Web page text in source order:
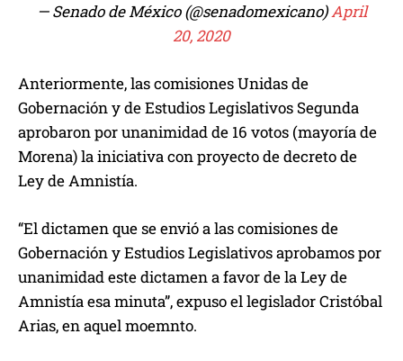
— Senado de México (@senadomexicano)April
20, 2020
Anteriormente, las comisiones Unidas de
Gobernación y de Estudios Legislativos Segunda
aprobaron por unanimidad de 16 votos (mayoría de
Morena) la iniciativa con proyecto de decreto de
Ley de Amnistía.
“El dictamen que se envió a las comisiones de
Gobernación y Estudios Legislativos aprobamos por
unanimidad este dictamen a favor de la Ley de
Amnistía esa minuta”, expuso el legislador Cristóbal
Arias, en aquel moemnto.